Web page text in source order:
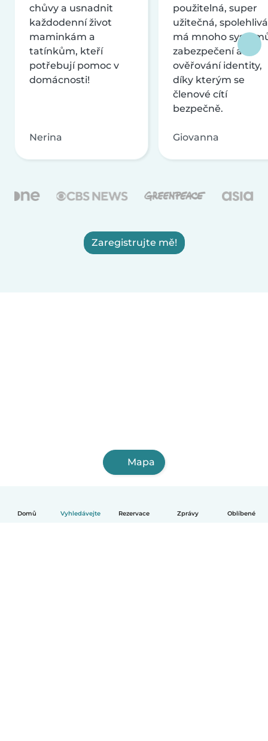
Domů Vyhledávejte Rezervace Zprávy Oblíbené
chůvy a usnadnit
každodenní život
maminkám a
tatínkům, kteří
potřebují pomoc v
domácnosti!
Nerina
použitelná, super
užitečná,
má mnoho
zabezpečení a
ověřování identity,
díky kterým se
členové cítí
bezpečně.
Giovanna
Zaregistrujte mě!
Mapa